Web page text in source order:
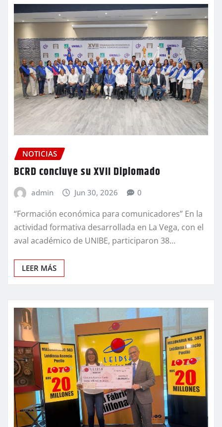
NOTICIAS
BCRD concluye su XVII Diplomado
admin Jun 30, 2026 0
“Formación económica para comunicadores” En la
actividad formativa desarrollada en La Vega, con el
aval académico de UNIBE, participaron 38…
LEER MÁS